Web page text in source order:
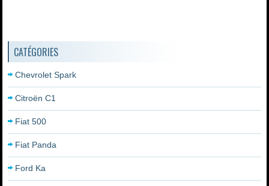
CATÉGORIES
Chevrolet Spark
Citroën C1
Fiat 500
Fiat Panda
Ford Ka